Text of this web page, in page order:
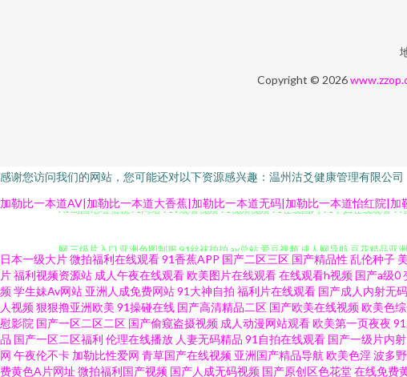
Copyright © 2026
感谢您访问我们的网站，您可能还对以下资源感兴趣：温州沽爻健康管理有限公司
加勒比一本道AV|加勒比一本道大香蕉|加勒比一本道无码|加勒比一本道怡红院|
AV岛国论坛 蜜桃91网站 91V观看视频 91视频视频 91在线国内 91孕妇在线观看
韩国有码一级在线 激情综合绯色 蜜桃成人福利影院 日韩免费成人网 亚洲男女操
亚洲伊人网香蕉网 91经典视频播放 国产欧美精品啪啪 久久国产熟女视频 99超碰
天肏肏 午夜影院岛国 亚洲色图综合 肏91网 韩国无码三级片a 美女很黄免费 人妻
日本一级大片微拍福利在线观看91香蕉APP 国产二区三区 国产精品性 乱伦种子
片福利视频资源站 成人午夜在线观看欧美图片在线观看在线观看h视频 国产a级0
频学生妹Av网站 亚洲人成免费网站91大神自拍 福利片在线观看 国产成人内射无码
人视频狠狠撸亚洲欧美 91操碰在线 国产高清精品二区 国产欧美在线视频欧美色
慰影院 国产一区二区二区 国产偷窥盗摄视频 成人动漫网站观看欧美第一页夜夜
品 国产一区二区福利 伦理在线播放 人妻无码精品 91自拍在线观看 国产一级片内射
网 午夜伦不卡 加勒比性爱网 青草国产在线视频 亚洲国产精品导航 欧美色淫波多
费黄色A片网址 微拍福利国产视频 国产人成无码视频 国产原创区色花堂在线免费